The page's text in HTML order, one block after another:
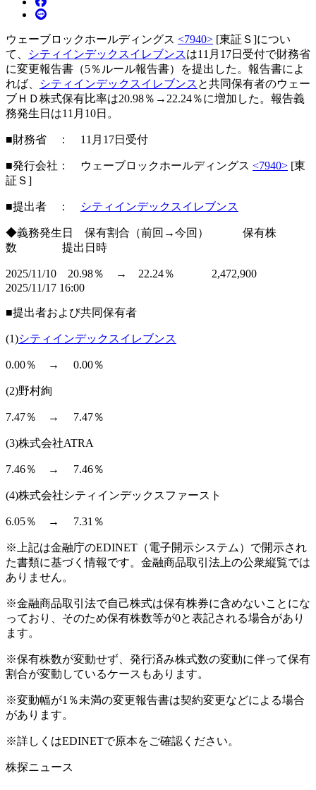
ウェーブロックホールディングス <7940> [東証Ｓ]につい
て、
シティインデックスイレブンスは11月17日受付で財務省
に変更報告書（5％ルール報告書）を提出した。報告書によ
れば、
シティインデックスイレブンス と共同保有者のウェー
ブＨＤ株式保有比率は20.98％→22.24％に増加した。報告義
務発生日は11月10日。
■財務省 ： 11月17日受付
■発行会社： ウェーブロックホールディングス <7940> [東
証Ｓ]
■提出者 ： シティインデックスイレブンス
◆義務発生日 保有割合（前回→今回） 保有株
数 提出日時
2025/11/10 20.98％ → 22.24％ 2,472,900
2025/11/17 16:00
■提出者および共同保有者
(1)シティインデックスイレブンス
0.00％ → 0.00％
(2)野村絢
7.47％ → 7.47％
(3)株式会社ATRA
7.46％ → 7.46％
(4)株式会社シティインデックスファースト
6.05％ → 7.31％
※上記は金融庁のEDINET（電子開示システム）で開示され
た書類に基づく情報です。金融商品取引法上の公衆縦覧では
ありません。
※金融商品取引法で自己株式は保有株券に含めないことにな
っており、そのため保有株数等が0と表記される場合があり
ます。
※保有株数が変動せず、発行済み株式数の変動に伴って保有
割合が変動しているケースもあります。
※変動幅が1％未満の変更報告書は契約変更などによる場合
があります。
※詳しくはEDINETで原本をご確認ください。
株探ニュース